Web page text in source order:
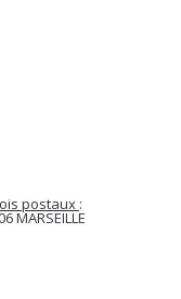
postaux :
MARSEILLE